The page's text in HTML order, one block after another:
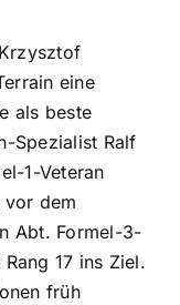
eine
als beste
Spezialist Ralf
1-Veteran
vor dem
Abt. Formel-3-
17 ins Ziel.
früh